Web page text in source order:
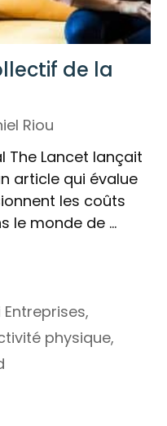
de la
Riou
The Lancet lançait
article qui évalue
les coûts
le monde de …
Entreprises,
physique,